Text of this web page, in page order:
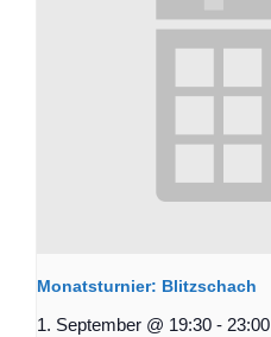
Monatsturnier: Blitzschach
1. September @ 19:30 - 23:00